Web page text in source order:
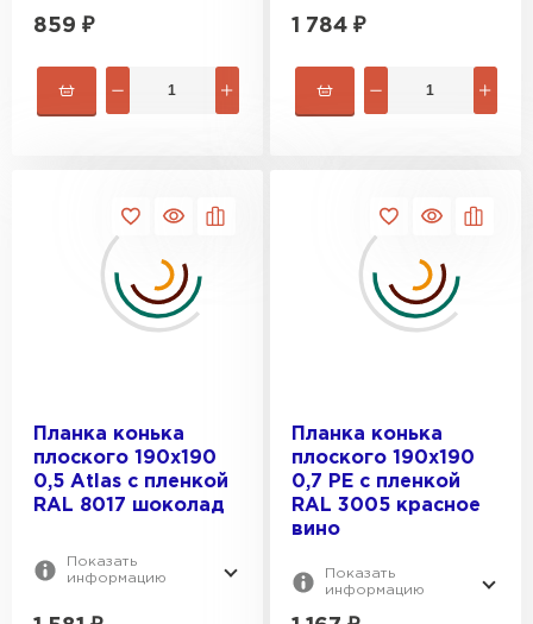
859 ₽ 1 784 ₽
Планка конька
плоского 190х190
0,5 Atlas с пленкой
RAL 8017 шоколад
Показать
информацию
Планка конька
плоского 190х190
0,7 PE с пленкой
RAL 3005 красное
вино
Показать
информацию